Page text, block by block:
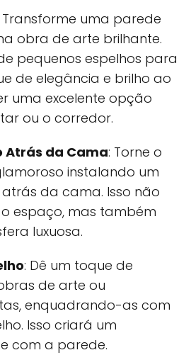
Transforme uma parede
obra de arte brilhante.
pequenos espelhos para
de elegância e brilho ao
uma excelente opção
ou o corredor.
Atrás da Cama: Torne o
instalando um
da cama. Isso não
espaço, mas também
luxuosa.
: Dê um toque de
de arte ou
enquadrando-as com
Isso criará um
com a parede.